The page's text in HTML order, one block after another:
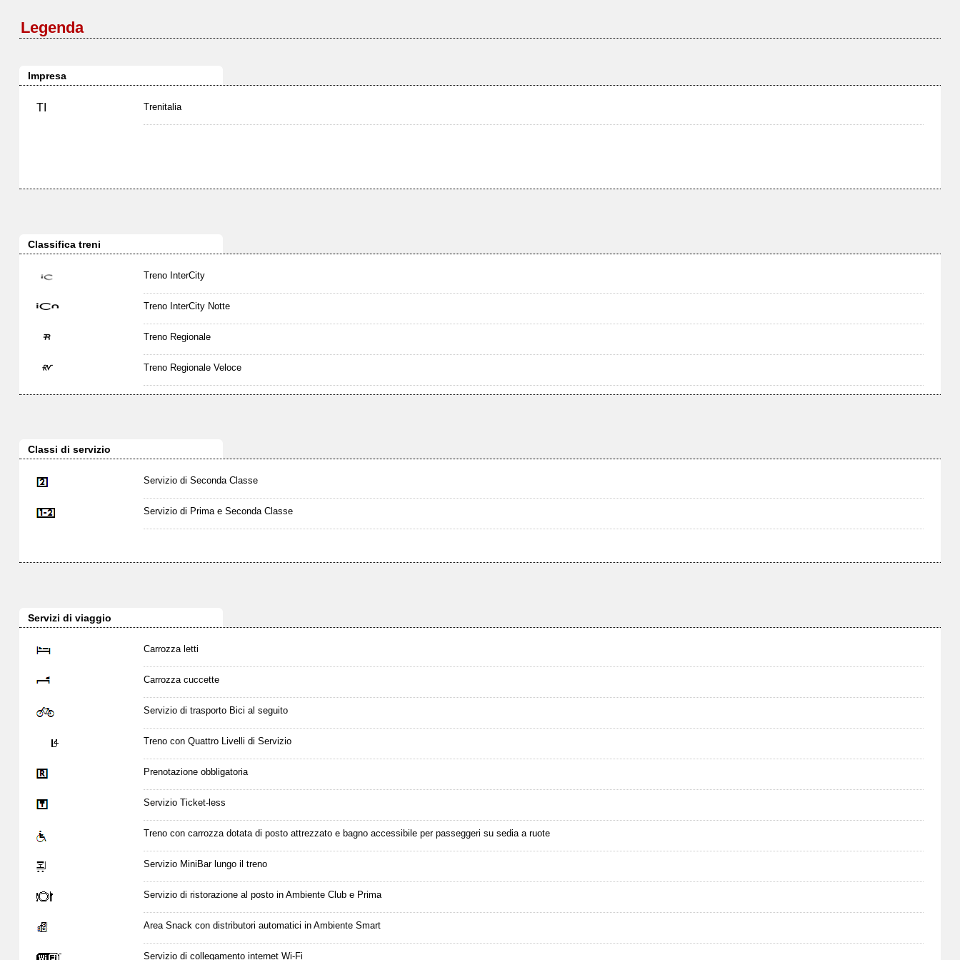
Legenda
Impresa
TI Trenitalia
Classifica treni
Treno InterCity
Treno InterCity Notte
Treno Regionale
Treno Regionale Veloce
Classi di servizio
Servizio di Seconda Classe
Servizio di Prima e Seconda Classe
Servizi di viaggio
Carrozza letti
Carrozza cuccette
Servizio di trasporto Bici al seguito
Treno con Quattro Livelli di Servizio
Prenotazione obbligatoria
Servizio Ticket-less
Treno con carrozza dotata di posto attrezzato e bagno accessibile per passeggeri su sedia a ruote
Servizio MiniBar lungo il treno
Servizio di ristorazione al posto in Ambiente Club e Prima
Area Snack con distributori automatici in Ambiente Smart
Servizio di collegamento internet Wi-Fi